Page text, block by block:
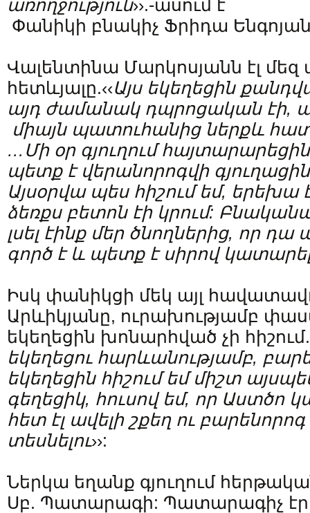
առողջություն››.-ասում է
Փանիկի բնակիչ Ֆրիդա
Վալենտինա Մարկոսյանն էլ
հետևյալը.‹‹Այս եկեղեցին
այդ ժամանակ դպրոցական էի,
միայն պատուհանից ներքև
… Մի օր գյուղում հայտարարեցին
պետք է վերանորոգվի
Այսօրվա պես հիշում եմ, երեխա
ձեռքս բետոն էի կրում:
լսել էինք մեր ծնողներից, որ դա
գործ է և պետք է սիրով
Իսկ փանիկցի մեկ այլ
Արևիկյանը, ուրախությամբ
եկեղեցին խոնարհված չի
եկեղեցու հարևանությամբ,
եկեղեցին հիշում եմ միշտ
գեղեցիկ, հուսով եմ, որ Աստծո
հետ էլ ավելի շքեղ ու բարենորոգ
տեսնելու››:
Ներկա եղանք գյուղում
Սբ. Պատարագի: Պատարագիչ էր